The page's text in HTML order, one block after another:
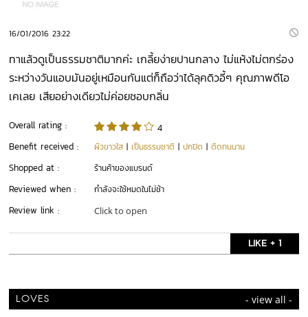
16/01/2016 23:22
ทาแล้วดูเป็นธรรมชาติมากค่ะ เกลี้ยง่ายปานกลาง ไม่แห้งไม่ตกร่อง
ระหว่างวันแอบมันอยู่เหมือนกันแต่ก็ถือว่าได้ลุคดิวอี้ๆ คุณภาพดีโอ
เคเลย เสียอย่างเดียวไม่ค่อยชอบกลิ่น
Overall rating :
4
Benefit received :
ผิวขาวใส |เป็นธรรมชาติ |ปกปิด |ติดทนนาน
Shopped at : ร้านค้าของแบรนด์
Reviewed when : กำลังจะใช้หมดในไม่ช้า
Review link : Click to open
LIKE + 1
LOVES - view all -